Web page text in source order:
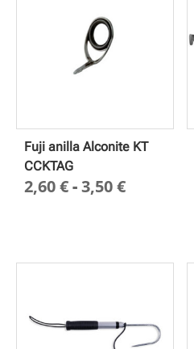
Fuji anilla Alconite KT
CCKTAG
2,60€-3,50€Rango
2,60 €